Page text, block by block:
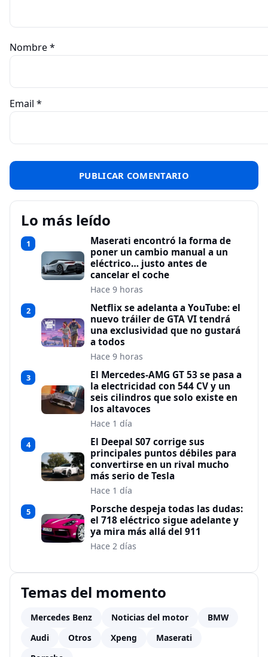
Nombre*
Email *
Lo más leído
1
Maserati encontró la forma de
poner un cambio manual a un
eléctrico… justo antes de
cancelar el coche
Hace 9 horas
2
Netflix se adelanta a YouTube: el
nuevo tráiler de GTA VI tendrá
una exclusividad que no gustará
a todos
Hace 9 horas
3
El Mercedes-AMG GT 53 se pasa a
la electricidad con 544 CV y un
seis cilindros que solo existe en
los altavoces
Hace 1 día
4
El Deepal S07 corrige sus
principales puntos débiles para
convertirse en un rival mucho
más serio de Tesla
Hace 1 día
5
Porsche despeja todas las dudas:
el 718 eléctrico sigue adelante y
ya mira más allá del 911
Hace 2 días
Temas del momento
Mercedes Benz Noticias del motor
BMW
Audi
Otros Xpeng
Maserati